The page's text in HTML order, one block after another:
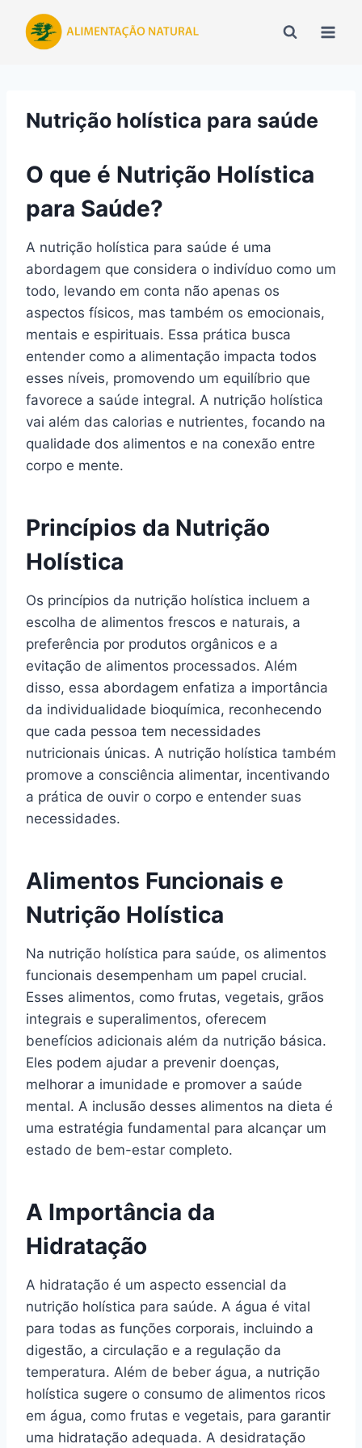
para
Nutrição holística para saúde
O que é Nutrição Holística
para Saúde?
A nutrição holística para saúde é uma
abordagem que considera o indivíduo como um
todo, levando em conta não apenas os
aspectos físicos, mas também os emocionais,
mentais e espirituais. Essa prática busca
entender como a alimentação impacta todos
esses níveis, promovendo um equilíbrio que
favorece a saúde integral. A nutrição holística
vai além das calorias e nutrientes, focando na
qualidade dos alimentos e na conexão entre
corpo e mente.
Princípios da Nutrição
Holística
Os princípios da nutrição holística incluem a
escolha de alimentos frescos e naturais, a
preferência por produtos orgânicos e a
evitação de alimentos processados. Além
disso, essa abordagem enfatiza a importância
da individualidade bioquímica, reconhecendo
que cada pessoa tem necessidades
nutricionais únicas. A nutrição holística também
promove a consciência alimentar, incentivando
a prática de ouvir o corpo e entender suas
necessidades.
Alimentos Funcionais e
Nutrição Holística
Na nutrição holística para saúde, os alimentos
funcionais desempenham um papel crucial.
Esses alimentos, como frutas, vegetais, grãos
integrais e superalimentos, oferecem
benefícios adicionais além da nutrição básica.
Eles podem ajudar a prevenir doenças,
melhorar a imunidade e promover a saúde
mental. A inclusão desses alimentos na dieta é
uma estratégia fundamental para alcançar um
estado de bem-estar completo.
A Importância da
Hidratação
A hidratação é um aspecto essencial da
nutrição holística para saúde. A água é vital
para todas as funções corporais, incluindo a
digestão, a circulação e a regulação da
temperatura. Além de beber água, a nutrição
holística sugere o consumo de alimentos ricos
em água, como frutas e vegetais, para garantir
uma hidratação adequada. A desidratação